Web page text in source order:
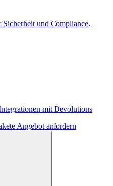
und Compliance.
mit Devolutions
Angebot anfordern